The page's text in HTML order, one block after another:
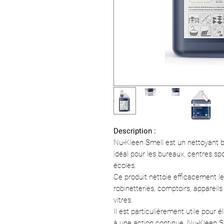
Description :
Nu-Kleen Smell est un nettoyant
idéal pour les bureaux, centres
écoles.
Ce produit nettoie efficacement
robinetteries, comptoirs,
vitres.
Il est particulièrement utile pour